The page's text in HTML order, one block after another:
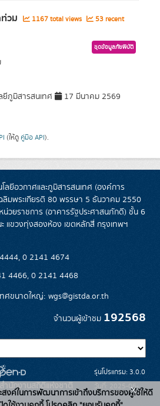
วม 1167 total views
53 recent
ชุดข้อมูลภัยพิบัติ
ยีภูมิสารสนเทศ 17 มีนาคม 2569
(ให้ดู คู่มือ API).
ลยีอวกาศและภูมิสารสนเทศ (องค์การ
ลิมพระเกียรติ 80 พรรษา 5 ธันวาคม 2550
น่วยราชการ (อาคารรัฐประศาสนภักดี) ชั้น 6
แขวงทุ่งสองห้อง เขตหลักสี่ กรุงเทพฯ
0 2141 4674
4466, 0 2141 4468
ศขนาดใหญ่: wgs@gistda.or.th
จำนวนผู้เข้าชม 192568
ำนักงานสถิติแห่งชาติ
รุ่นโปรแกรม: 3.0.0
วันที่: 2025-06-
สงค์ในการพัฒนาการเข้าถึงบริการของผู้ใช้ให้ดี
x